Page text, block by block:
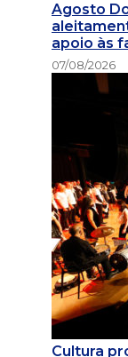
Agosto
apoio às
07/08/2026
Cultura